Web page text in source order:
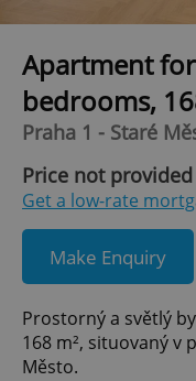
Apartment
bedrooms,
Praha 1 - Staré
Price not provided
Get a low-rate
Make Enquiry
Prostorný a světlý
168 m², situovaný v
Město.